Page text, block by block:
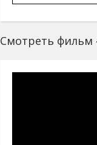
Смотреть фильм